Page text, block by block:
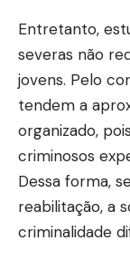
Entretanto,
severas não
jovens. Pelo
tendem a
organizado,
criminosos
Dessa forma,
reabilitação, a
criminalidade